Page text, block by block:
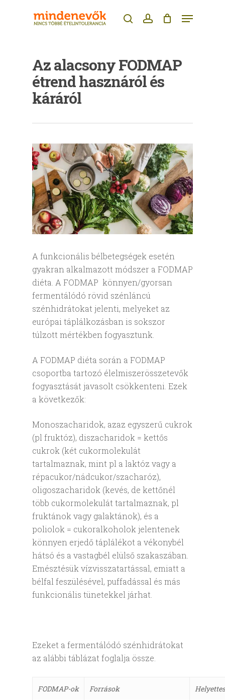
searchaccount
Menu
Az alacsony FODMAP
étrend hasznáról és
káráról
A funkcionális bélbetegségek esetén
gyakran alkalmazott módszer a FODMAP
diéta. A FODMAP könnyen/gyorsan
fermentálódó rövid szénláncú
szénhidrátokat jelenti, melyeket az
európai táplálkozásban is sokszor
túlzott mértékben fogyasztunk.
A FODMAP diéta során a FODMAP
csoportba tartozó élelmiszerösszetevők
fogyasztását javasolt csökkenteni. Ezek
a következők:
Monoszacharidok, azaz egyszerű cukrok
(pl fruktóz), diszacharidok = kettős
cukrok (két cukormolekulát
tartalmaznak, mint pl a laktóz vagy a
répacukor/nádcukor/szacharóz),
oligoszacharidok (kevés, de kettőnél
több cukormolekulát tartalmaznak, pl
fruktánok vagy galaktánok), és a
poliolok = cukoralkoholok jelentenek
könnyen erjedő táplálékot a vékonybél
hátsó és a vastagbél elülső szakaszában.
Emésztésük vízvisszatartással, emiatt a
bélfal feszülésével, puffadással és más
funkcionális tünetekkel járhat.
Ezeket a fermentálódó szénhidrátokat
az alábbi táblázat foglalja össze.
FODMAP-ok Források